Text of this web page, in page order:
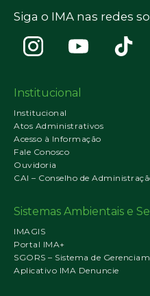
Siga o IMA nas redes
Institucional
Institucional
Atos Administrativos
Acesso à Informação
Fale Conosco
Ouvidoria
CAI – Conselho de
Sistemas Ambientais e
IMAGIS
Portal IMA+
SGORS – Sistema de
Aplicativo IMA Denuncie